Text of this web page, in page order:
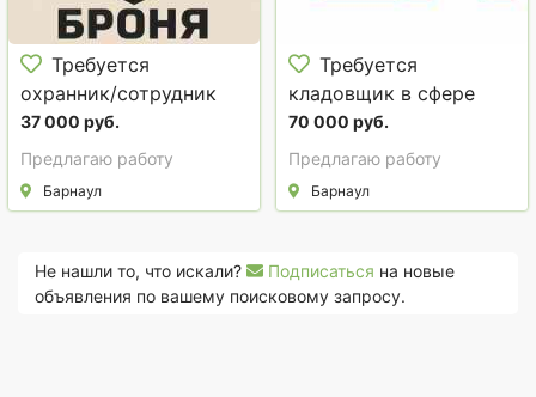
Требуется
охранник/сотрудник
чоп в сфере Охрана,
безопасность, полиция
37 000 руб.
Предлагаю работу
Барнаул
Требуется
кладовщик в сфере
Логистика, таможня,
склад
70 000 руб.
Предлагаю работу
Барнаул
Не нашли то, что искали? Подписаться на новые
объявления по вашему поисковому запросу.